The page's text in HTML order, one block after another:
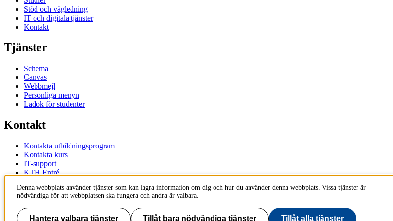
Stöd och vägledning
IT och digitala tjänster
Kontakt
Tjänster
Schema
Canvas
Webbmejl
Personliga menyn
Ladok för studenter
Kontakt
Kontakta utbildningsprogram
Kontakta kurs
IT-support
KTH Entré
KTH
100 44 Stockholm
+46 8 790 60 00
Denna webbplats använder tjänster som kan lagra information om dig och hur du använder denna webbplats. Vissa tjänster är
nödvändiga för att webbplatsen ska fungera och andra är valbara.
Hantera valbara tjänster Tillåt bara nödvändiga tjänster Tillåt alla tjänster